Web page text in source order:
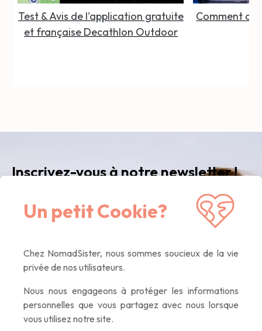
Un petit Cookie?
Chez NomadSister, nous sommes soucieux de la vie
privée de nos utilisateurs.
Nous nous engageons à protéger les informations
personnelles que vous partagez avec nous lorsque
vous utilisez notre site.
Test & Avis de l'application gratuite
et française Decathlon Outdoor
Comment
Inscrivez-vous à notre newsletter !
Recevez notre newslettermensuelle
avec nos
dernières nouvelles, des articles inspirants, des
promis :)
If you
are a
human,